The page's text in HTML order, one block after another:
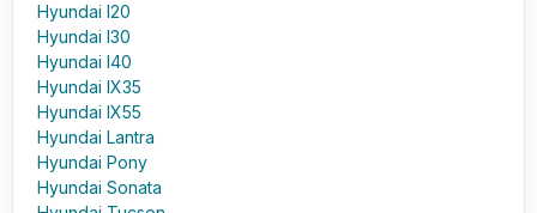
Hyundai I20
Hyundai I30
Hyundai I40
Hyundai IX35
Hyundai IX55
Hyundai Lantra
Hyundai Pony
Hyundai Sonata